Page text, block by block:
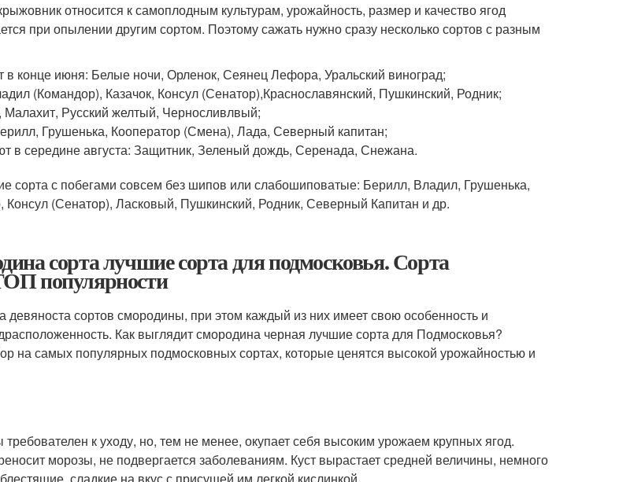
относится к самоплодным культурам, урожайность, размер и качество ягод
при опылении другим сортом. Поэтому сажать нужно сразу несколько сортов с разным
в конце июня: Белые ночи, Орленок, Сеянец Лефора, Уральский виноград;
(Командор), Казачок, Консул (Сенатор),Краснославянский, Пушкинский, Родник;
Русский желтый, Черносливлвый;
Грушенька, Кооператор (Смена), Лада, Северный капитан;
в середине августа: Защитник, Зеленый дождь, Серенада, Снежана.
сорта с побегами совсем без шипов или слабошиповатые: Берилл, Владил, Грушенька,
Консул (Сенатор), Ласковый, Пушкинский, Родник, Северный Капитан и др.
сорта лучшие сорта для подмосковья. Сорта
популярности
девяноста сортов смородины, при этом каждый из них имеет свою особенность и
Как выглядит смородина черная лучшие сорта для Подмосковья?
на самых популярных подмосковных сортах, которые ценятся высокой урожайностью и
к уходу, но, тем не менее, окупает себя высоким урожаем крупных ягод.
морозы, не подвергается заболеваниям. Куст вырастает средней величины, немного